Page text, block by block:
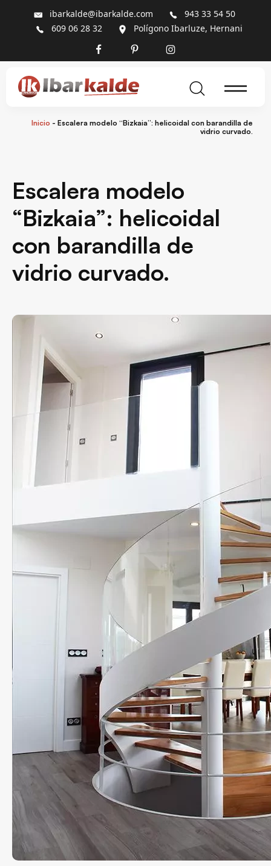
ibarkalde@ibarkalde.com
943 33 54 50
609 06 28 32
Polígono Ibarluze, Hernani
Inicio - Escalera modelo “Bizkaia”: helicoidal con barandilla de
vidrio curvado.
Escalera modelo
“Bizkaia”: helicoidal
con barandilla de
vidrio curvado.